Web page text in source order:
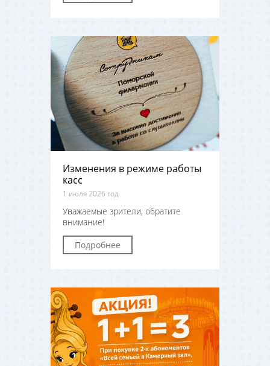
Изменения в режиме работы
касс
1 июля 2026 год
Уважаемые зрители, обратите
внимание!
Подробнее